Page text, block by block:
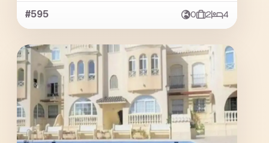
#595 0 2 4